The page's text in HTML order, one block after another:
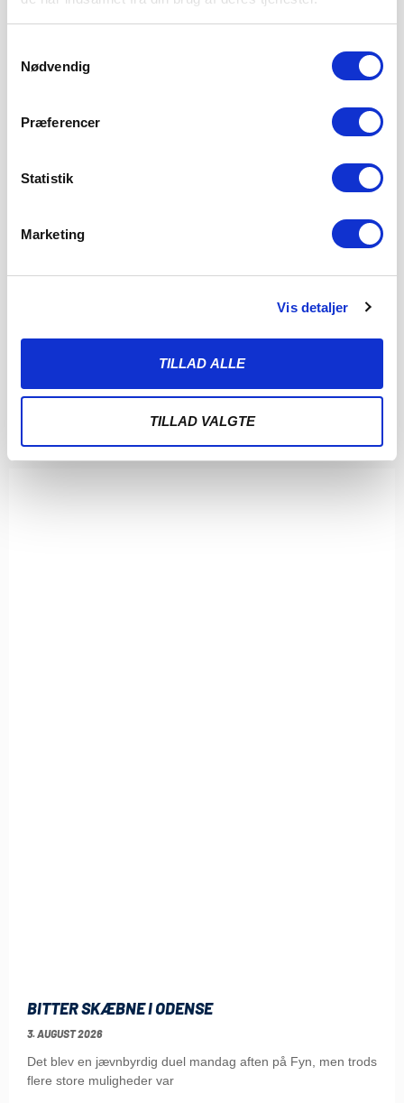
Nødvendig
Præferencer
Statistik
Marketing
Vis detaljer
TILLAD ALLE
TILLAD VALGTE
SØNDERJYSKE FODBOLD HENTER TOPSCORER I
BITTER SKÆBNE I ODENSE
3. AUGUST 2026
Det blev en jævnbyrdig duel mandag aften på Fyn, men trods
flere store muligheder var